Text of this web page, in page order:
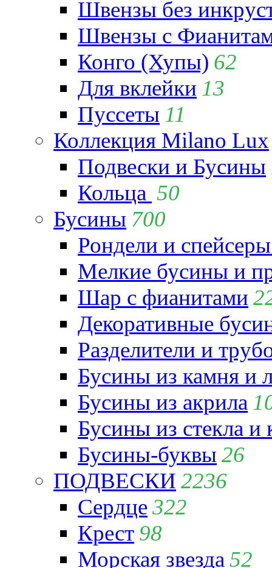
Швензы без
Швензы с
Конго (Хупы) 62
Для вклейки 13
Пуссеты 11
Коллекция Milano Lux
Подвески и Бусины
Кольца 50
Бусины 700
Рондели и
Мелкие бусины и
Шар с фианитами
Декоративные
Разделители и
Бусины из камня и
Бусины из акрила
Бусины из стекла и
Бусины-буквы 26
ПОДВЕСКИ 2236
Сердце322
Крест 98
Морская звезда 52